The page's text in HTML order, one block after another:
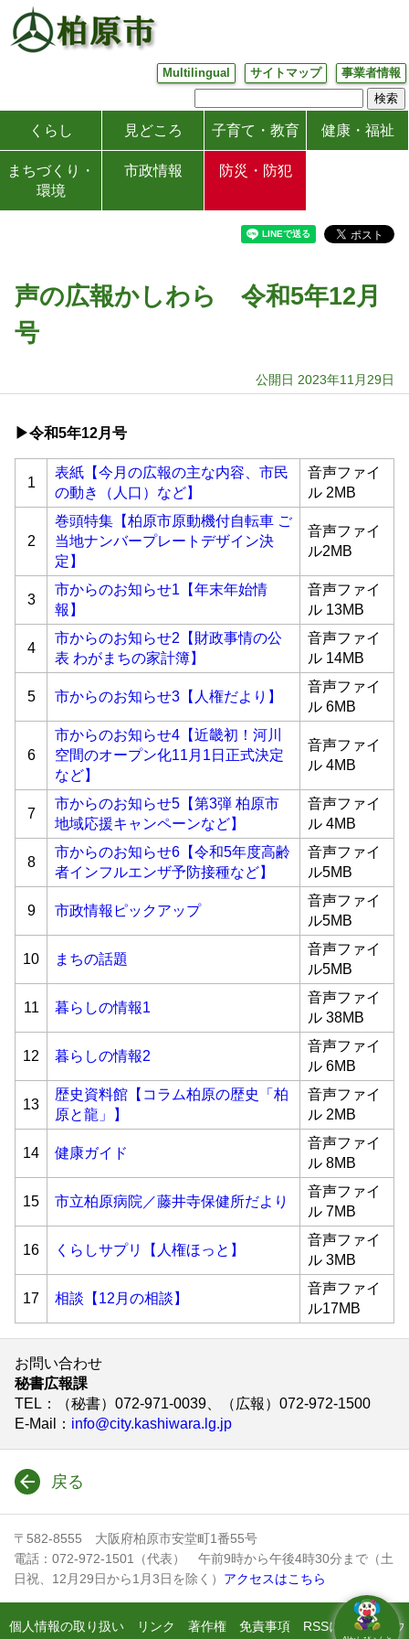
Multilingual サイトマップ 事業者情報
くらし 見どころ 子育て・教育 健康・福祉
まちづくり・
環境
市政情報 防災・防犯
声の広報かしわら 令和5年12月
号
公開日 2023年11月29日
▶令和5年12月号
1
表紙【今月の広報の主な内容、市民
の動き（人口）など】
音声ファイ
ル 2MB
2
巻頭特集【柏原市原動機付自転車 ご
当地ナンバープレートデザイン決
定】
音声ファイ
ル2MB
3
市からのお知らせ1【年末年始情
報】
音声ファイ
ル 13MB
4
市からのお知らせ2【財政事情の公
表 わがまちの家計簿】
音声ファイ
ル 14MB
5 市からのお知らせ3【人権だより】
音声ファイ
ル 6MB
6
市からのお知らせ4【近畿初！河川
空間のオープン化11月1日正式決定
など】
音声ファイ
ル 4MB
7
市からのお知らせ5【第3弾 柏原市
地域応援キャンペーンなど】
音声ファイ
ル 4MB
8
市からのお知らせ6【令和5年度高齢
者インフルエンザ予防接種など】
音声ファイ
ル5MB
9 市政情報ピックアップ
音声ファイ
ル5MB
10 まちの話題
音声ファイ
ル5MB
11 暮らしの情報1
音声ファイ
ル 38MB
12 暮らしの情報2
音声ファイ
ル 6MB
13
歴史資料館【コラム柏原の歴史「柏
原と龍」】
音声ファイ
ル 2MB
14 健康ガイド
音声ファイ
ル 8MB
15 市立柏原病院／藤井寺保健所だより
音声ファイ
ル 7MB
16 くらしサプリ【人権ほっと】
音声ファイ
ル 3MB
17 相談【12月の相談】
音声ファイ
ル17MB
お問い合わせ
秘書広報課
TEL ：（秘書）072-971-0039、（広報）072-972-1500
E-Mail
： info@city.kashiwara.lg.jp
戻る
〒582-8555 大阪府柏原市安堂町1番55号
電話：072-972-1501（代表） 午前9時から午後4時30分まで（土
日祝、12月29日から1月3日を除く） アクセスはこちら
個人情報の取り扱い リンク 著作権 免責事項 RSSについて ウ